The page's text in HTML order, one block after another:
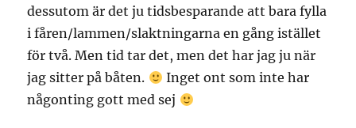
dessutom är det ju tidsbesparande att bara fylla
i fåren/lammen/slaktningarna en gång istället
för två. Men tid tar det, men det har jag ju när
jag sitter på båten.
Inget ont som inte har
någonting gott med sej